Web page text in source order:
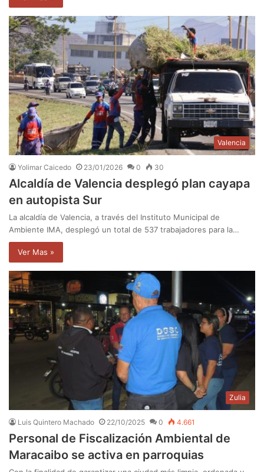
Valencia
Yolimar Caicedo 23/01/2026 0 30
Alcaldía de Valencia desplegó plan cayapa
en autopista Sur
La alcaldía de Valencia, a través del Instituto Municipal de
Ambiente IMA, desplegó un total de 537 trabajadores para la…
Ver Mas »
Zulia
Luis Quintero Machado 22/10/2025 0 4.661
Personal de Fiscalización Ambiental de
Maracaibo se activa en parroquias